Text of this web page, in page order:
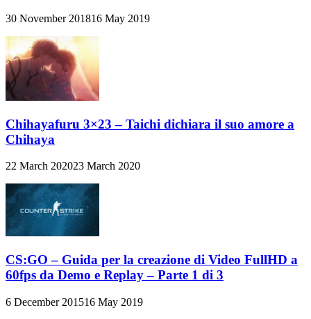
30 November 201816 May 2019
Chihayafuru 3×23 – Taichi dichiara il suo amore a
Chihaya
22 March 202023 March 2020
CS:GO – Guida per la creazione di Video FullHD a
60fps da Demo e Replay – Parte 1 di 3
6 December 201516 May 2019